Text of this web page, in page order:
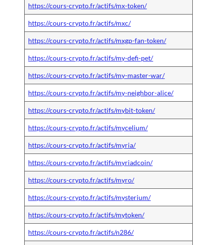
https://cours-crypto.fr/actifs/mx-token/
https://cours-crypto.fr/actifs/mxc/
https://cours-crypto.fr/actifs/mxgp-fan-token/
https://cours-crypto.fr/actifs/my-defi-pet/
https://cours-crypto.fr/actifs/my-master-war/
https://cours-crypto.fr/actifs/my-neighbor-alice/
https://cours-crypto.fr/actifs/mybit-token/
https://cours-crypto.fr/actifs/mycelium/
https://cours-crypto.fr/actifs/myria/
https://cours-crypto.fr/actifs/myriadcoin/
https://cours-crypto.fr/actifs/myro/
https://cours-crypto.fr/actifs/mysterium/
https://cours-crypto.fr/actifs/mytoken/
https://cours-crypto.fr/actifs/n286/